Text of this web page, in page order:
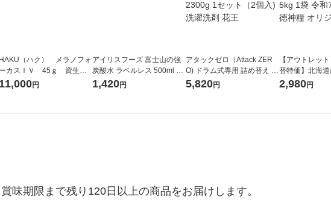
HAKU（ハク） メラノフォ
ーカスＩＶ 45ｇ 資生
堂 おまけ付き
11,000円
アイリスフーズ 富士山の強
炭酸水 ラベルレス 500ml 1
箱（24本入）
1,420円
アタックゼロ（Attack ZER
O) ドラム式専用 詰め替え メ
ガジャンボ 2300g 1セット
5,820円
【アウトレッ
替特価】北海
し 無洗米 5kg 1
2,980円
味期限まで残り120日以上の商品をお届けします。